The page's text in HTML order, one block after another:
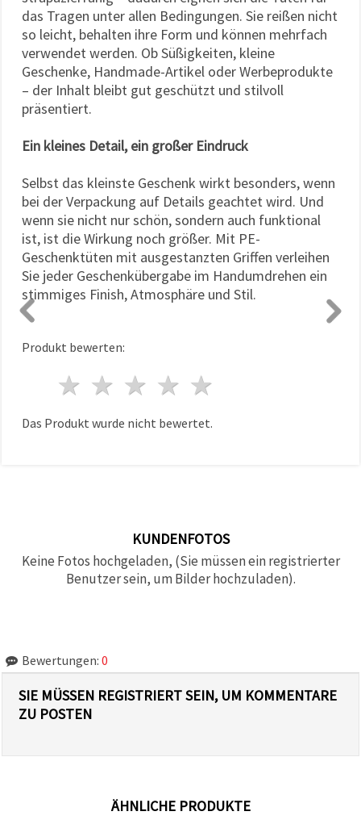
das Tragen unter allen Bedingungen. Sie reißen nicht
so leicht, behalten ihre Form und können mehrfach
verwendet werden. Ob Süßigkeiten, kleine
Geschenke, Handmade-Artikel oder Werbeprodukte
– der Inhalt bleibt gut geschützt und stilvoll
präsentiert.
Ein kleines Detail, ein großer Eindruck
Selbst das kleinste Geschenk wirkt besonders, wenn
bei der Verpackung auf Details geachtet wird. Und
wenn sie nicht nur schön, sondern auch funktional
ist, ist die Wirkung noch größer. Mit PE-
Geschenktüten mit ausgestanzten Griffen verleihen
Sie jeder Geschenkübergabe im Handumdrehen ein
stimmiges Finish, Atmosphäre und Stil.
Produkt bewerten:
4 Sterne
3 Sterne
2 Sterne
1 Stern
Das Produkt wurde nicht bewertet.
KUNDENFOTOS
Keine Fotos hochgeladen, (Sie müssen ein registrierter
Benutzer sein, um Bilder hochzuladen).
Bewertungen: 0
SIE MÜSSEN REGISTRIERT SEIN, UM KOMMENTARE
ZU POSTEN
ÄHNLICHE PRODUKTE